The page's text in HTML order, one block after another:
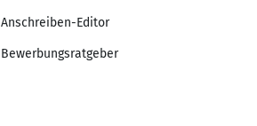
Anschreiben-Editor
Bewerbungsratgeber